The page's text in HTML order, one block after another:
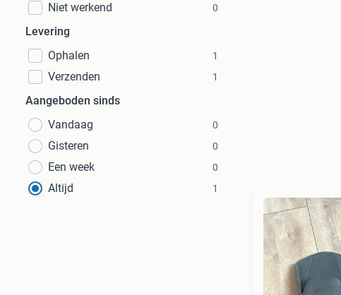
Niet werkend 0
Levering
Ophalen
1
Verzenden 1
Aangeboden sinds
Vandaag
0
Gisteren 0
Een week 0
Altijd 1